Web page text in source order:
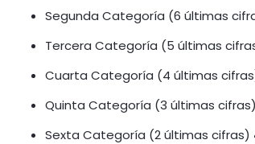
Segunda Categoría (6 últimas
Tercera Categoría (5 últimas
Cuarta Categoría (4 últimas
Quinta Categoría (3 últimas cifras)
Sexta Categoría (2 últimas cifras)